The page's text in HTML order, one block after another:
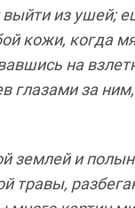
из ушей;
кожи, когда
на
глазами за
землей и
травы,